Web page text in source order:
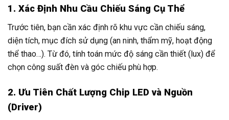
1. Xác Định Nhu Cầu Chiếu Sáng Cụ Thể
Trước tiên, bạn cần xác định rõ khu vực cần chiếu sáng,
diện tích, mục đích sử dụng (an ninh, thẩm mỹ, hoạt động
thể thao…). Từ đó, tính toán mức độ sáng cần thiết (lux) để
chọn công suất đèn và góc chiếu phù hợp.
2. Ưu Tiên Chất Lượng Chip LED và Nguồn
(Driver)